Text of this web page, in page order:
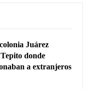
Juárez
donde
a extranjeros